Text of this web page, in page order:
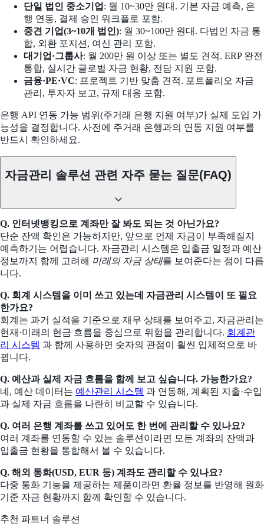
단일 법인 중소기업 : 월 10~30만 원대. 기본 자금 예측, 은
행 연동, 결제 승인 워크플로 포함.
중견 기업(3~10개 법인): 월 30~100만 원대. 다법인 자금 통
합, 외환 포지션, 여신 관리 포함.
대기업·그룹사: 월 200만 원 이상 또는 별도 견적. ERP 완전
통합, 실시간 글로벌 자금 현황, 전담 지원 포함.
금융·PE·VC: 프로젝트 기반 맞춤 견적. 포트폴리오 자금
관리, 투자자 보고, 규제 대응 포함.
은행 API 연동 가능 범위(주거래 은행 지원 여부)가 실제 도입 가
능성을 결정합니다. 사전에 주거래 은행과의 연동 지원 여부를
반드시 확인하세요.
자금관리 솔루션 관련 자주 묻는 질문(FAQ)
Q. 인터넷뱅킹으로 계좌만 잘 봐도 되는 것 아닌가요?
단순 잔액 확인은 가능하지만, 앞으로 언제 자금이 부족해질지
예측하기는 어렵습니다. 자금관리 시스템은 입출금 일정과 예산
정보까지 함께 고려해 미래의 자금 상태를 보여준다는 점이 다릅
니다.
Q. 회계 시스템을 이미 쓰고 있는데 자금관리 시스템이 또 필요
한가요?
회계는 과거 실적을 기준으로 재무 상태를 보여주고, 자금관리는
현재·미래의 현금 흐름을 중심으로 위험을 관리합니다. 회계관
리 시스템 과 함께 사용하면 숫자의 관점이 훨씬 입체적으로 바
뀝니다.
Q. 예산과 실제 자금 흐름을 함께 보고 싶습니다. 가능한가요?
네, 예산 데이터는 예산관리 시스템 과 연동해, 계획된 지출·수입
과 실제 자금 흐름을 나란히 비교할 수 있습니다.
Q. 여러 은행 계좌를 쓰고 있어도 한 번에 관리할 수 있나요?
여러 계좌를 연동할 수 있는 솔루션이라면 모든 계좌의 잔액과
입출금 현황을 통합해서 볼 수 있습니다.
Q. 해외 통화(USD, EUR 등) 계좌도 관리할 수 있나요?
다중 통화 기능을 제공하는 제품이라면 환율 정보를 반영해 원화
기준 자금 현황까지 함께 확인할 수 있습니다.
추천 파트너 솔루션